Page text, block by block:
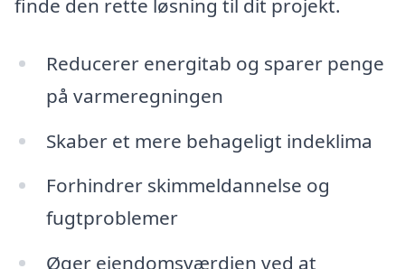
finde den rette løsning til dit projekt.
Reducerer energitab og sparer penge
på varmeregningen
Skaber et mere behageligt indeklima
Forhindrer skimmeldannelse og
fugtproblemer
Øger ejendomsværdien ved at